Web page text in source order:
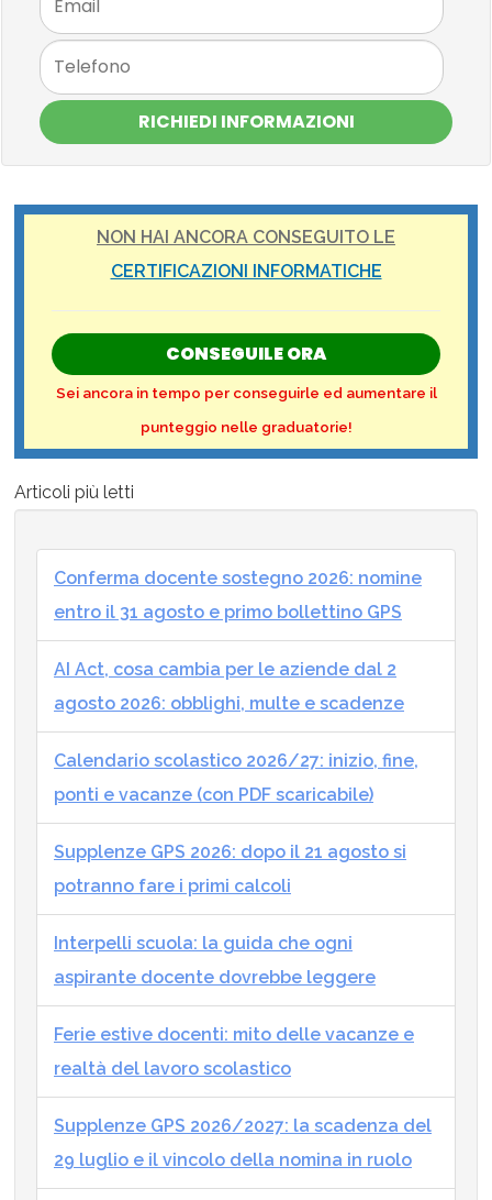
RICHIEDI INFORMAZIONI
NON HAI ANCORA CONSEGUITO LE
CERTIFICAZIONI INFORMATICHE
CONSEGUILE ORA
Sei ancora in tempo per conseguirle ed aumentare il
punteggio nelle graduatorie!
Articoli più letti
Conferma docente sostegno 2026: nomine
entro il 31 agosto e primo bollettino GPS
AI Act, cosa cambia per le aziende dal 2
agosto 2026: obblighi, multe e scadenze
Calendario scolastico 2026/27: inizio, fine,
ponti e vacanze (con PDF scaricabile)
Supplenze GPS 2026: dopo il 21 agosto si
potranno fare i primi calcoli
Interpelli scuola: la guida che ogni
aspirante docente dovrebbe leggere
Ferie estive docenti: mito delle vacanze e
realtà del lavoro scolastico
Supplenze GPS 2026/2027: la scadenza del
29 luglio e il vincolo della nomina in ruolo